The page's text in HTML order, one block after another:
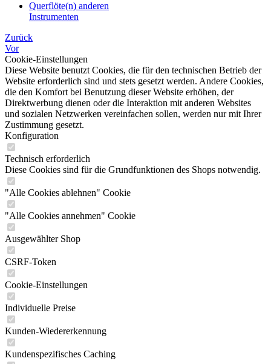
Querflöte(n) anderen
Instrumenten
Zurück
Vor
Cookie-Einstellungen
Diese Website benutzt Cookies, die für den technischen Betrieb der
Website erforderlich sind und stets gesetzt werden. Andere Cookies,
die den Komfort bei Benutzung dieser Website erhöhen, der
Direktwerbung dienen oder die Interaktion mit anderen Websites
und sozialen Netzwerken vereinfachen sollen, werden nur mit Ihrer
Zustimmung gesetzt.
Konfiguration
Technisch erforderlich
Diese Cookies sind für die Grundfunktionen des Shops notwendig.
"Alle Cookies ablehnen" Cookie
"Alle Cookies annehmen" Cookie
Ausgewählter Shop
CSRF-Token
Cookie-Einstellungen
Individuelle Preise
Kunden-Wiedererkennung
Kundenspezifisches Caching